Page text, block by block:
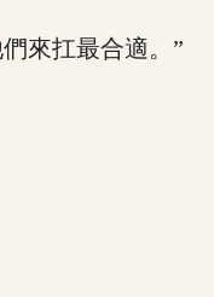
來扛最合適。”